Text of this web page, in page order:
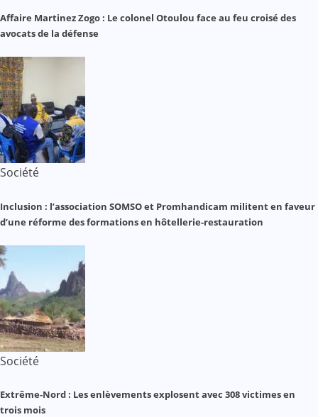
Affaire Martinez Zogo : Le colonel Otoulou face au feu croisé des
avocats de la défense
Société
Inclusion : l’association SOMSO et Promhandicam militent en faveur
d’une réforme des formations en hôtellerie-restauration
Société
Extrême-Nord : Les enlèvements explosent avec 308 victimes en
trois mois